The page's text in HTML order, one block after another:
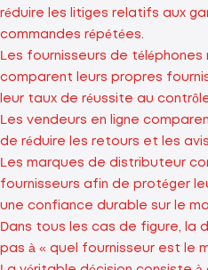
réduire les litiges relatifs aux
commandes répétées.
Les fournisseurs de téléphones
comparent leurs propres
leur taux de réussite au
Les vendeurs en ligne
de réduire les retours et les
Les marques de distributeur
fournisseurs afin de protéger
une confiance durable sur le
Dans tous les cas de figure, la
pas à « quel fournisseur est le